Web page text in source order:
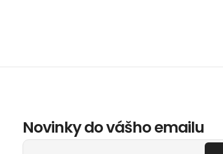
Novinky do vášho emailu